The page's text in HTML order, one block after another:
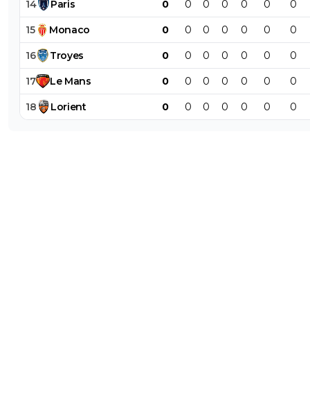
14 Paris 0 0 0 0 0 0 0
15 Monaco 0 0 0 0 0 0 0
16 Troyes 0 0 0 0 0 0 0
17 Le Mans 0 0 0 0 0 0 0
18 Lorient 0 0 0 0 0 0 0